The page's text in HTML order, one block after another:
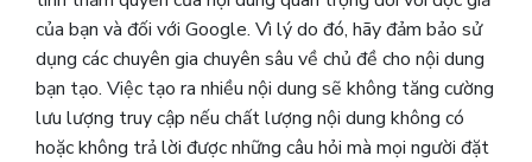
của bạn và đối với Google. Vì lý do đó, hãy đảm bảo sử
dụng các chuyên gia chuyên sâu về chủ đề cho nội dung
bạn tạo. Việc tạo ra nhiều nội dung sẽ không tăng cường
lưu lượng truy cập nếu chất lượng nội dung không có
hoặc không trả lời được những câu hỏi mà mọi người đặt